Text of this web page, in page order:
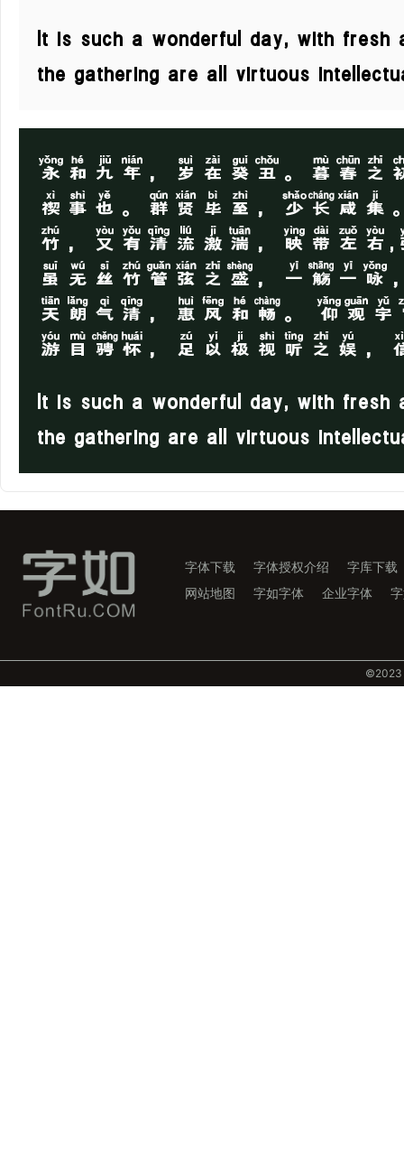
It is such a wonderful day, with fresh
the gathering are all virtuous
永和九年，岁在癸丑。暮春
禊事也。群贤毕至，少长咸
竹，又有清流激湍，映带左
虽无丝竹管弦之盛，一觞一
天朗气清，惠风和畅。 仰观
游目骋怀，足以极视听之娱，
It is such a wonderful day, with fresh
the gathering are all virtuous
字体下载 字体授权介绍
字库下载
网站地图
字如字体 企业字体
©️2023